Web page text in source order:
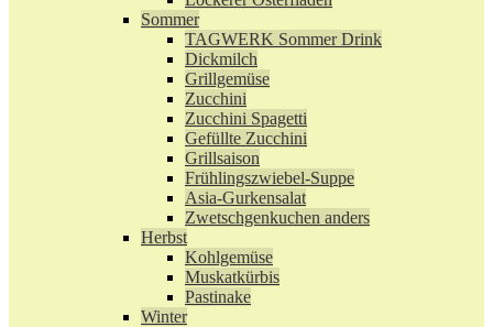
Sommer
TAGWERK Sommer Drink
Dickmilch
Grillgemüse
Zucchini
Zucchini Spagetti
Gefüllte Zucchini
Grillsaison
Frühlingszwiebel-Suppe
Asia-Gurkensalat
Zwetschgenkuchen anders
Herbst
Kohlgemüse
Muskatkürbis
Pastinake
Winter